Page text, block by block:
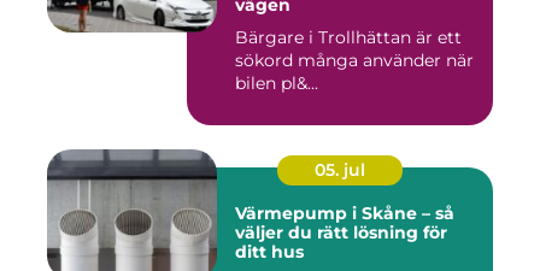
vägen
Bärgare i Trollhättan är ett
sökord många använder när
bilen pl&...
05. jul
Värmepump i Skåne – så
väljer du rätt lösning för
ditt hus